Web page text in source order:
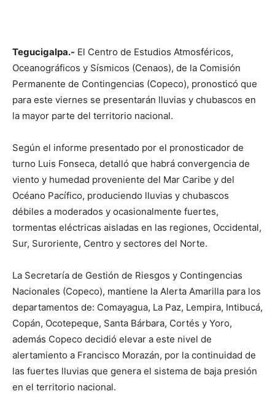
Tegucigalpa.- El Centro de Estudios Atmosféricos,
Oceanográficos y Sísmicos (Cenaos), de la Comisión
Permanente de Contingencias (Copeco), pronosticó que
para este viernes se presentarán lluvias y chubascos en
la mayor parte del territorio nacional.
Según el informe presentado por el pronosticador de
turno Luis Fonseca, detalló que habrá convergencia de
viento y humedad proveniente del Mar Caribe y del
Océano Pacífico, produciendo lluvias y chubascos
débiles a moderados y ocasionalmente fuertes,
tormentas eléctricas aisladas en las regiones, Occidental,
Sur, Suroriente, Centro y sectores del Norte.
La Secretaría de Gestión de Riesgos y Contingencias
Nacionales (Copeco), mantiene la Alerta Amarilla para los
departamentos de: Comayagua, La Paz, Lempira, Intibucá,
Copán, Ocotepeque, Santa Bárbara, Cortés y Yoro,
además Copeco decidió elevar a este nivel de
alertamiento a Francisco Morazán, por la continuidad de
las fuertes lluvias que genera el sistema de baja presión
en el territorio nacional.